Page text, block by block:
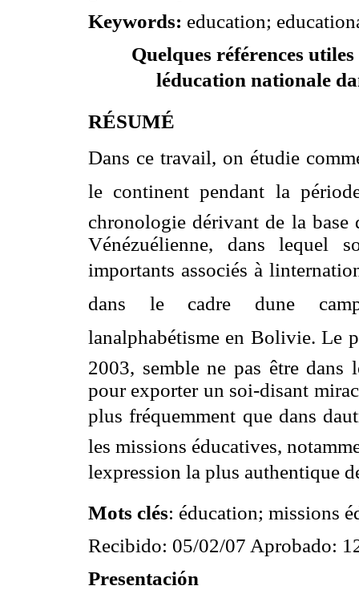
Keywords: education;
Quelques références
léducation nationale
RÉSUMÉ
Dans ce travail, on étudie
le continent pendant la
chronologie dérivant de la base
Vénézuélienne, dans lequel
importants associés à
dans le cadre dune
lanalphabétisme en Bolivie. Le
2003, semble ne pas être
pour exporter un soi-disant
plus fréquemment que dans
les missions éducatives,
lexpression la plus authentique
Mots clés: éducation; missions
Recibido: 05/02/07 Aprobado:
Presentación